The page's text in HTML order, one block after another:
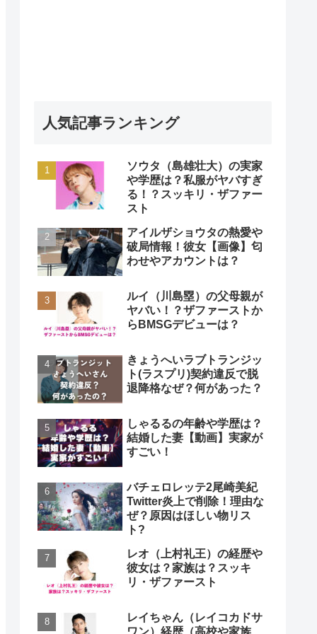
人気記事ランキング
ソウタ（島雄壮大）の実家
や学歴は？私服がヤバすぎ
る！？スッキリ・ザファー
スト
アイルザショウタの熱愛や
破局情報！彼女【画像】匂
わせやアカウントは？
ルイ（川島塁）の父母親が
ヤバい！？ザファーストか
らBMSGデビューは？
きょうへいラブトランジッ
ト(ラスプリ)契約違反で脱
退降格なぜ？何があった？
しゃるるの年齢や学歴は？
結婚した妻【動画】実家が
すごい！
バチェロレッテ2尾崎美紀
Twitter炎上で削除！理由な
ぜ？原因はほしい物リス
ト?
レオ（上村礼王）の経歴や
彼女は？家族は？スッキ
リ・ザファースト
レイちゃん（レイコカドサ
ワン）経歴（高校や家族